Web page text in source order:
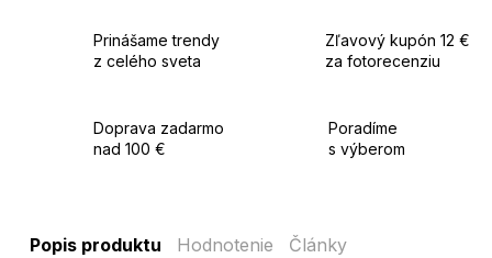
Prinášame trendy
z celého sveta
Zľavový kupón 12 €
za fotorecenziu
Doprava zadarmo
nad 100 €
Poradíme
s výberom
Popis produktu Hodnotenie Články